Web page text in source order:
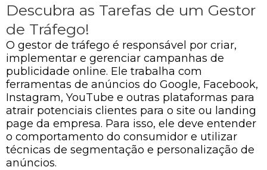
Descubra as Tarefas de um Gestor
de Tráfego!
O gestor de tráfego é responsável por criar,
implementar e gerenciar campanhas de
publicidade online. Ele trabalha com
ferramentas de anúncios do Google, Facebook,
Instagram, YouTube e outras plataformas para
atrair potenciais clientes para o site ou landing
page da empresa. Para isso, ele deve entender
o comportamento do consumidor e utilizar
técnicas de segmentação e personalização de
anúncios.